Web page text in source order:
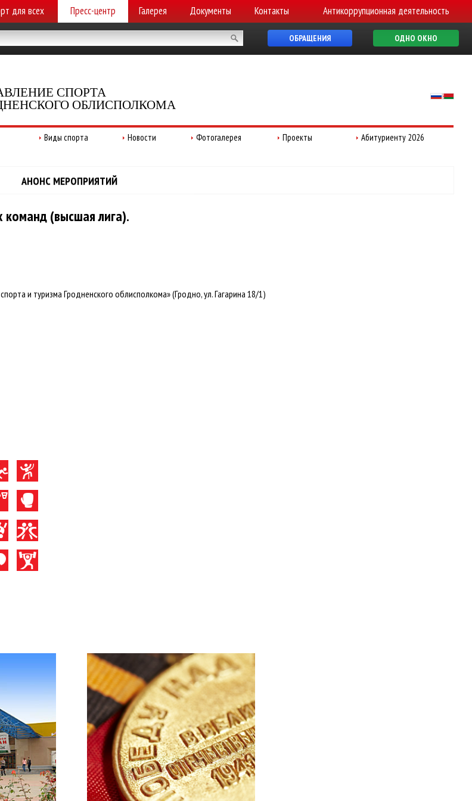
для всех Пресс-центр Галерея Документы Контакты Антикоррупционная деятельность
ОБРАЩЕНИЯ ОДНО ОКНО
СПОРТА
ОБЛИСПОЛКОМА
Виды спорта Новости Фотогалерея Проекты Абитуриенту 2026
АНОНС МЕРОПРИЯТИЙ
команд (высшая лига).
и туризма Гродненского облисполкома» (Гродно, ул. Гагарина 18/1)